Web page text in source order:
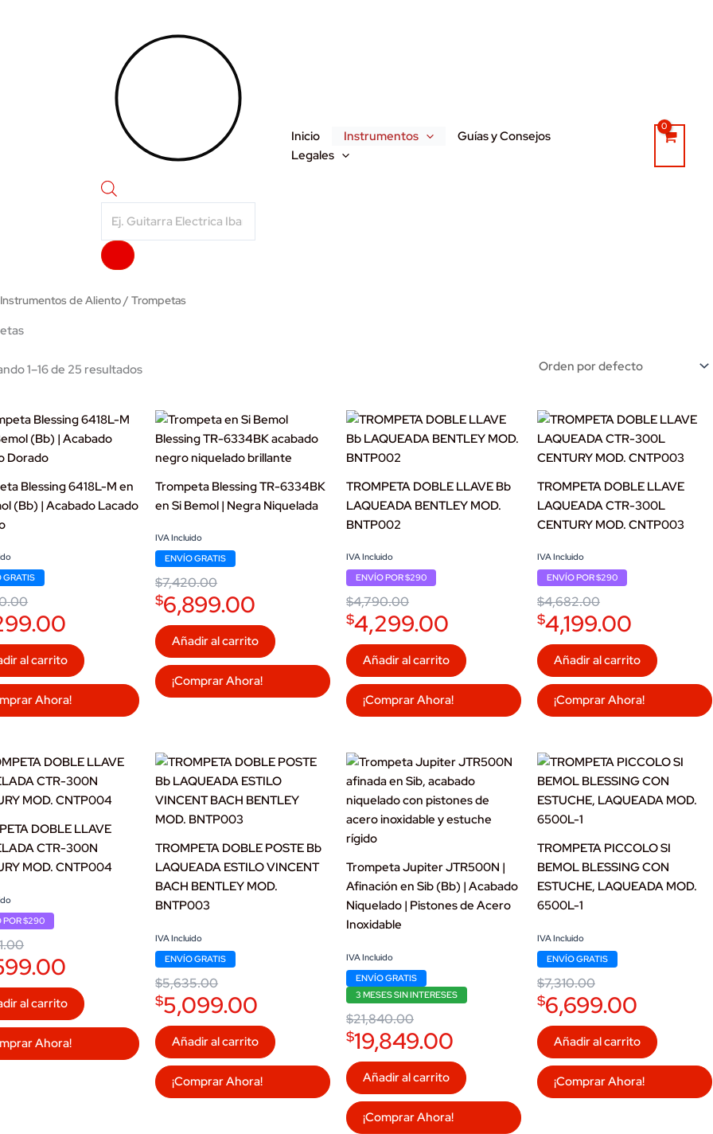
search
Inicio Instrumentos
Guías y Consejos
Legales
Instrumentos de Aliento/ Trompetas
1–16 de 25 resultados
Blessing 6418L-M en
(Bb) | Acabado Lacado
GRATIS
al carrito
Ahora!
Trompeta Blessing TR-6334BK
en Si Bemol | Negra Niquelada
$7,420.00
Original
price
was:
$7,420.00.
$6,899.00
Current
price
is:
$6,899.00.
IVA Incluido
ENVÍO GRATIS
Añadir al carrito
¡Comprar Ahora!
TROMPETA DOBLE LLAVE Bb
LAQUEADA BENTLEY MOD.
BNTP002
$4,790.00
Original
price
was:
$4,790.00.
$4,299.00
Current
price
is:
$4,299.00.
IVA Incluido
ENVÍO POR $290
Añadir al carrito
¡Comprar Ahora!
TROMPETA DOBLE LLAVE
LAQUEADA CTR-300L
CENTURY MOD. CNTP003
$4,682.00
Original
price
was:
$4,682.00.
$4,199.00
Current
price
is:
$4,199.00.
IVA Incluido
ENVÍO POR $290
Añadir al carrito
¡Comprar Ahora!
DOBLE LLAVE
CTR-300N
MOD. CNTP004
POR $290
al carrito
Ahora!
TROMPETA DOBLE POSTE Bb
LAQUEADA ESTILO VINCENT
BACH BENTLEY MOD.
BNTP003
$5,635.00
Original
price
was:
$5,635.00.
$5,099.00
Current
price
is:
$5,099.00.
IVA Incluido
ENVÍO GRATIS
Añadir al carrito
¡Comprar Ahora!
Trompeta Jupiter JTR500N |
Afinación en Sib (Bb) | Acabado
Niquelado | Pistones de Acero
Inoxidable
$21,840.00
Original
price
was:
$21,840.00.
$19,849.00
Current
price
is:
$19,849.00.
IVA Incluido
ENVÍO GRATIS
3 MESES SIN INTERESES
Añadir al carrito
¡Comprar Ahora!
TROMPETA PICCOLO SI
BEMOL BLESSING CON
ESTUCHE, LAQUEADA MOD.
6500L-1
$7,310.00
Original
price
was:
$7,310.00.
$6,699.00
Current
price
is:
$6,699.00.
IVA Incluido
ENVÍO GRATIS
Añadir al carrito
¡Comprar Ahora!